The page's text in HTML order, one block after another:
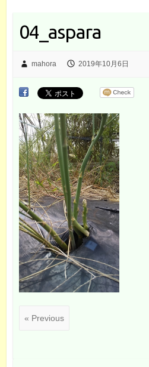
04_aspara
mahora 2019年10月6日
« Previous